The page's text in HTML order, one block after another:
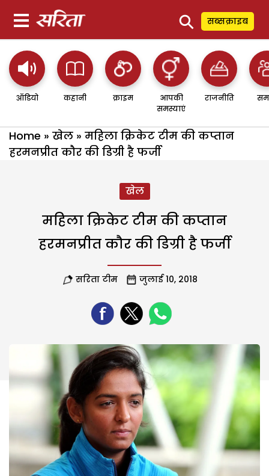
⚲ सब्सक्राइब
ऑडियो कहानी क्राइम
आपकी
समस्याएं
राजनीति
Home » खेल » महिला क्रिकेट टीम की कप्तान
हरमनप्रीत कौर की डिग्री है फर्जी
खेल
महिला क्रिकेट टीम की कप्तान
हरमनप्रीत कौर की डिग्री है फर्जी
सरिता टीम जुलाई 10, 2018